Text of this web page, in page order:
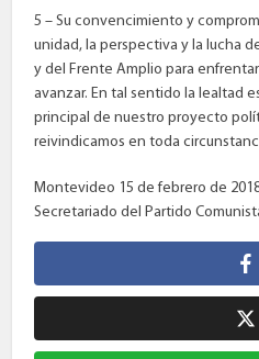
5 – Su convencimiento y
unidad, la perspectiva y la lucha
y del Frente Amplio para
avanzar. En tal sentido la lealtad
principal de nuestro proyecto
reivindicamos en toda
Montevideo 15 de febrero de
Secretariado del Partido